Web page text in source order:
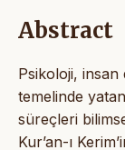
Abstract
Psikoloji, insan
temelinde
süreçleri
Kur’an-ı